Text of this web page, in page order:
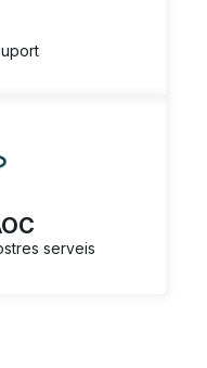
serveis